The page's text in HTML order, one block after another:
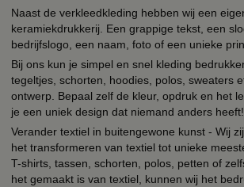
Naast de verkleedkleding hebben wij een
keramiekdrukkerij. Een grappige tekst, een
bedrijfslogo, een naam, foto of een unieke
Bij ons kun je simpel en snel kleding
tegeltjes, schorten, hoodies, polos, sweaters
ontwerp. Bepaal zelf de kleur, opdruk en het
je een uniek design dat niemand anders heeft!
Verander textiel in buitengewone kunst - Wij
het transformeren van textiel tot unieke
T-shirts, tassen, schorten, polos, petten of
het gemaakt is van textiel, kunnen wij het